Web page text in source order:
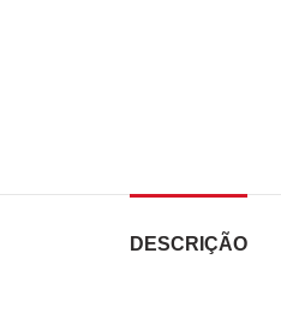
DESCRIÇÃO